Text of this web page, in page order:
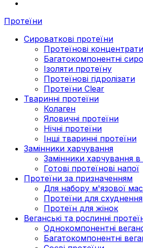
Протеїни
Сироваткові протеїни
Протеїнові концентрати
Багатокомпонентні
Ізоляти протеїну
Протеїнові гідролізати
Протеїни Clear
Тваринні протеїни
Колаген
Яловичні протеїни
Нічні протеїни
Інші тваринні протеїни
Замінники харчування
Замінники харчування
Готові протеїнові напої
Протеїни за призначенням
Для набору м'язової
Протеїни для схуднення
Протеїн для жінок
Веганські та рослинні
Однокомпонентні
Багатокомпонентні